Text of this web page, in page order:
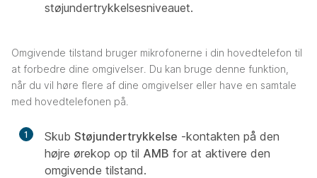
støjundertrykkelsesniveauet.
Omgivende tilstand bruger mikrofonerne i din hovedtelefon til
at forbedre dine omgivelser. Du kan bruge denne funktion,
når du vil høre flere af dine omgivelser eller have en samtale
med hovedtelefonen på.
1 Skub Støjundertrykkelse -kontakten på den
højre ørekop op til AMB for at aktivere den
omgivende tilstand.